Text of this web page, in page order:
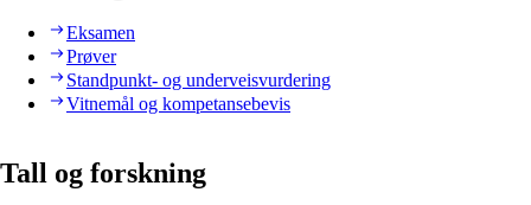
Eksamen
Prøver
Standpunkt- og underveisvurdering
Vitnemål og kompetansebevis
Tall og forskning